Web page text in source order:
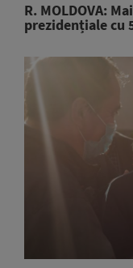
R. MOLDOVA:
prezidențiale cu